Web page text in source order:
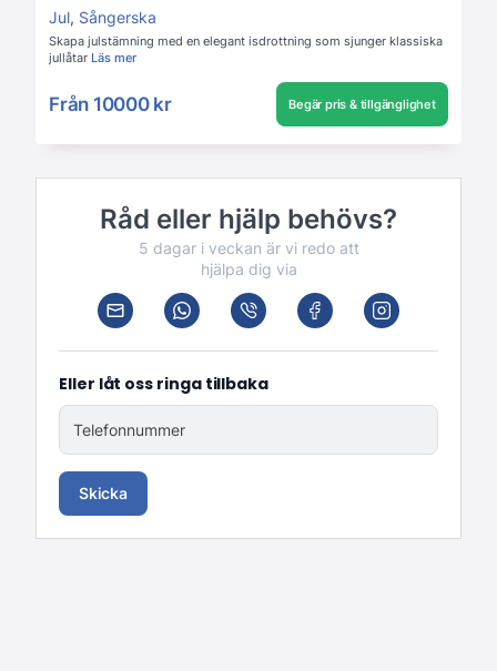
Jul, Sångerska
Skapa julstämning med en elegant isdrottning som sjunger klassiska
jullåtar Läs mer
Från 10000 kr Begär pris & tillgänglighet
Råd eller hjälp behövs?
5 dagar i veckan är vi redo att
hjälpa dig via
Eller låt oss ringa tillbaka
Telefonnummer
Skicka